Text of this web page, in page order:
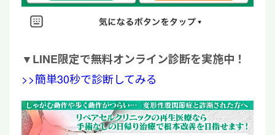
▼LINE限定で無料オンライン診断を実施中！
>>簡単30秒で診断してみる